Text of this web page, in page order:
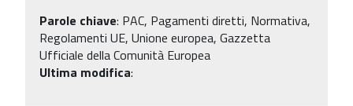
Parole chiave: PAC, Pagamenti diretti, Normativa,
Regolamenti UE, Unione europea, Gazzetta
Ufficiale della Comunità Europea
Ultima modifica: